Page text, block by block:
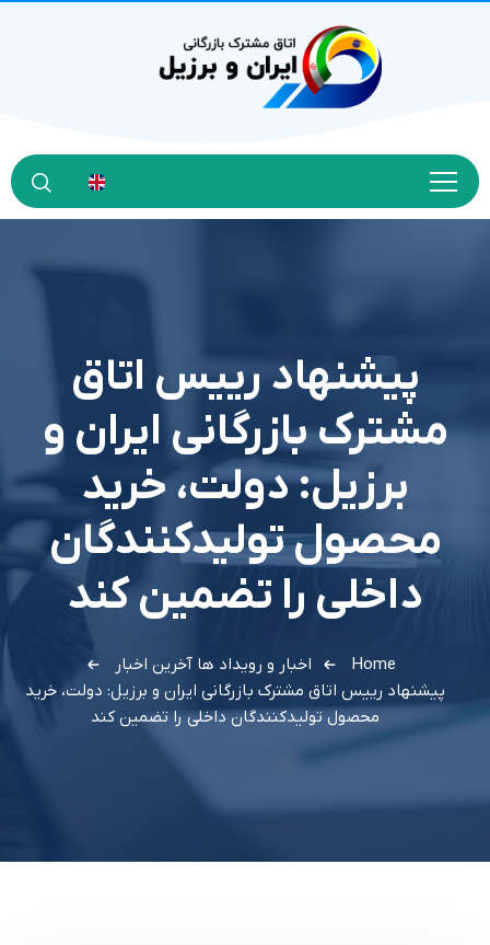
پیشنهاد رییس اتاق
مشترک بازرگانی ایران و
برزیل: دولت، خرید
محصول تولیدکنندگان
داخلی را تضمین کند
Home اخبار و رویداد ها آخرین اخبار
پیشنهاد رییس اتاق مشترک بازرگانی ایران و برزیل: دولت، خرید
محصول تولیدکنندگان داخلی را تضمین کند